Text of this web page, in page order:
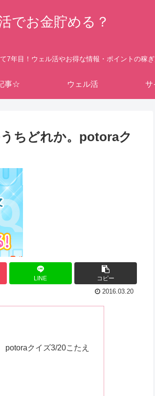
でお金貯める？
7年目！ウェル活やお得な情報・ポイントの稼ぎ
事☆ ウェル活 サ
ちどれか。potoraク
LINE
コピー
2016.03.20
potoraクイズ3/20こたえ